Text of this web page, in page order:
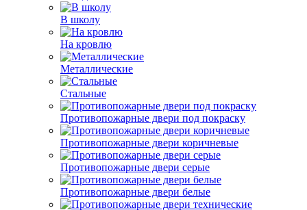
В школу
На кровлю
Металлические
Стальные
Противопожарные двери под покраску
Противопожарные двери коричневые
Противопожарные двери серые
Противопожарные двери белые